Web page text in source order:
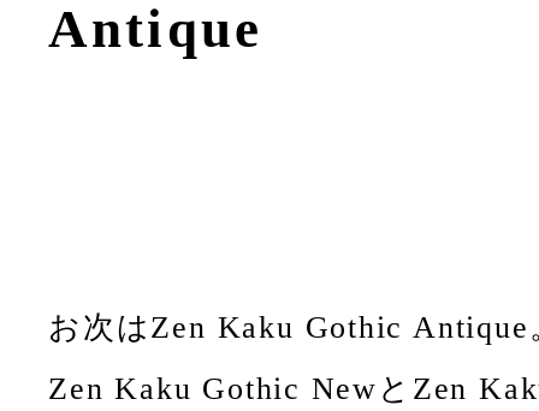
Antique
お次はZen Kaku Gothic Antique
Zen Kaku Gothic NewとZen